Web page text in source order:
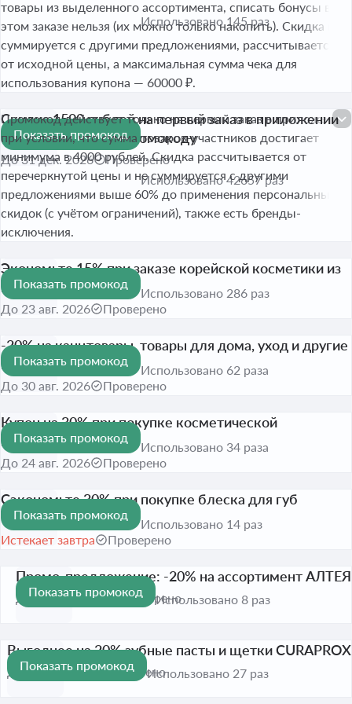
товары из выделенного ассортимента, списать бонусы в
этом заказе нельзя (их можно только накопить). Скидка не
суммируется с другими предложениями, рассчитывается
от исходной цены, а максимальная сумма чека для
использования купона — 60000 ₽.
Использовано 145 раз
1 500 ₽
Скидка 1500 рублей на первый заказ в приложении
от 4000 рублей по промокоду
До 31 дек. 2026 Проверено
Промокод действует только на первый заказ в приложении
при условии, что сумма товаров-участников достигает
минимума в 4000 рублей. Скидка рассчитывается от
перечеркнутой цены и не суммируется с другими
предложениями выше 60% до применения персональных
скидок (с учётом ограничений), также есть бренды-
исключения.
Показать промокод
Использовано 42657 раз
-15%
Экономьте 15% при заказе корейской косметики из
подборки
До 23 авг. 2026 Проверено
Показать промокод
Использовано 286 раз
-20%
-20% на канцтовары, товары для дома, уход и другие
нужные мелочи
До 30 авг. 2026 Проверено
Показать промокод
Использовано 62 раза
-30%
Купон на 30% при покупке косметической
продукции CELIMAX
До 24 авг. 2026 Проверено
Показать промокод
Использовано 34 раза
-30%
Сэкономьте 30% при покупке блеска для губ
VIVIENNE SABO
Истекает завтра Проверено
Показать промокод
Использовано 14 раз
-20%
Промо‑предложение: -20% на ассортимент АЛТЕЯ
До 31 авг. 2026 Проверено
Показать промокод
Использовано 8 раз
-20%
Выгоднее на 20% зубные пасты и щетки CURAPROX
До 9 авг. 2026 Проверено
Показать промокод
Использовано 27 раз